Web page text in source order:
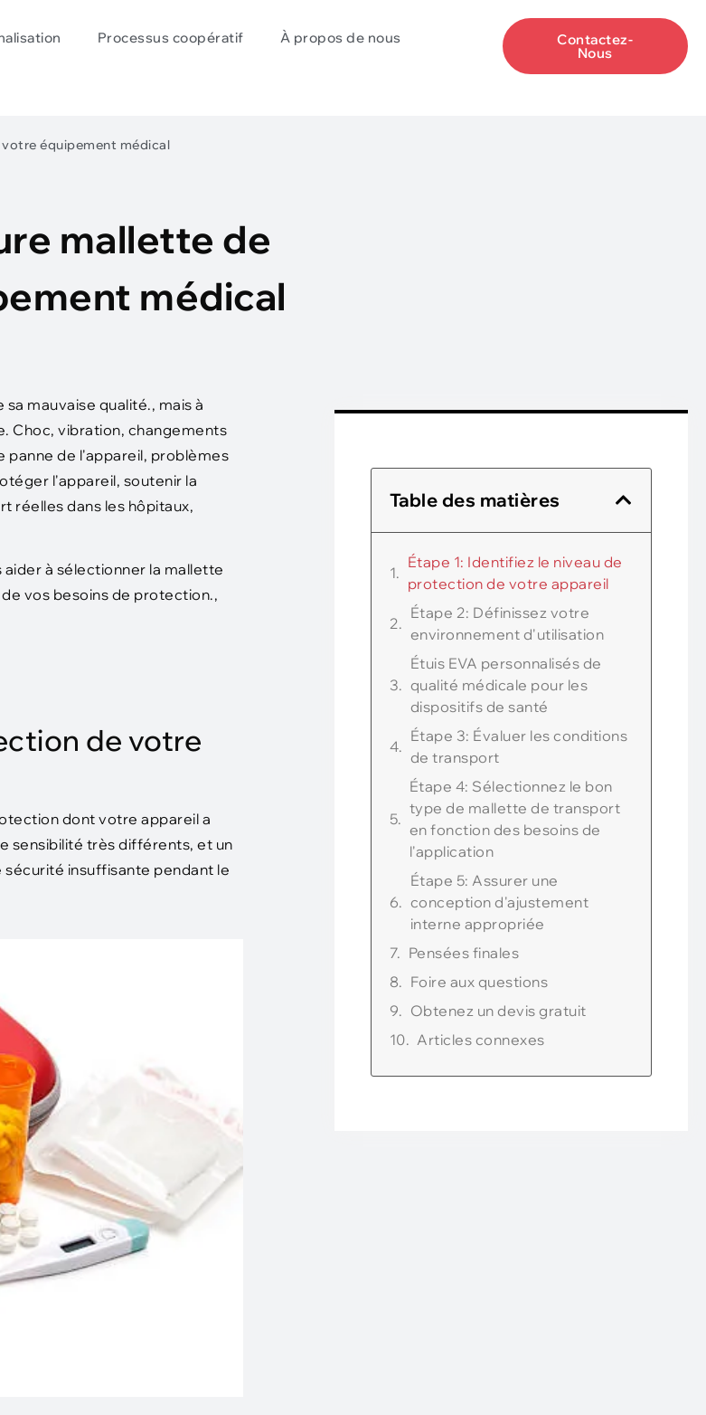
Processus coopératif À propos de nous Contactez-
Nous
équipement médical
mallette de
médical
mauvaise qualité., mais à
Choc, vibration, changements
panne de l'appareil, problèmes
l'appareil, soutenir la
réelles dans les hôpitaux,
à sélectionner la mallette
vos besoins de protection.,
de votre
dont votre appareil a
sensibilité très différents, et un
insuffisante pendant le
Table des matières
Étape 1: Identifiez le niveau de
protection de votre appareil
Étape 2: Définissez votre
environnement d'utilisation
Étuis EVA personnalisés de
qualité médicale pour les
dispositifs de santé
Étape 3: Évaluer les conditions
de transport
Étape 4: Sélectionnez le bon
type de mallette de transport
en fonction des besoins de
l'application
Étape 5: Assurer une
conception d'ajustement
interne appropriée
Pensées finales
Foire aux questions
Obtenez un devis gratuit
Articles connexes